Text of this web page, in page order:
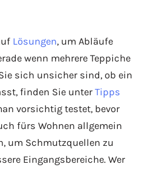
Lösungen, um Abläufe
wenn mehrere Teppiche
sich unsicher sind, ob ein
finden Sie unter Tipps
vorsichtig testet, bevor
fürs Wohnen allgemein
um Schmutzquellen zu
Eingangsbereiche. Wer